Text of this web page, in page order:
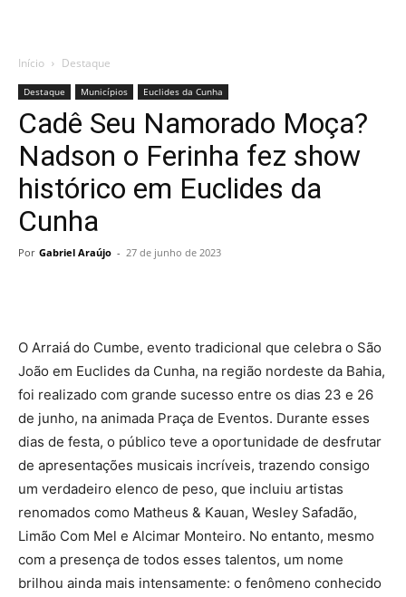
Início Destaque
Destaque Municípios Euclides da Cunha
Cadê Seu Namorado Moça?
Nadson o Ferinha fez show
histórico em Euclides da
Cunha
Por Gabriel Araújo - 27 de junho de 2023
O Arraiá do Cumbe, evento tradicional que celebra o São
João em Euclides da Cunha, na região nordeste da Bahia,
foi realizado com grande sucesso entre os dias 23 e 26
de junho, na animada Praça de Eventos. Durante esses
dias de festa, o público teve a oportunidade de desfrutar
de apresentações musicais incríveis, trazendo consigo
um verdadeiro elenco de peso, que incluiu artistas
renomados como Matheus & Kauan, Wesley Safadão,
Limão Com Mel e Alcimar Monteiro. No entanto, mesmo
com a presença de todos esses talentos, um nome
brilhou ainda mais intensamente: o fenômeno conhecido